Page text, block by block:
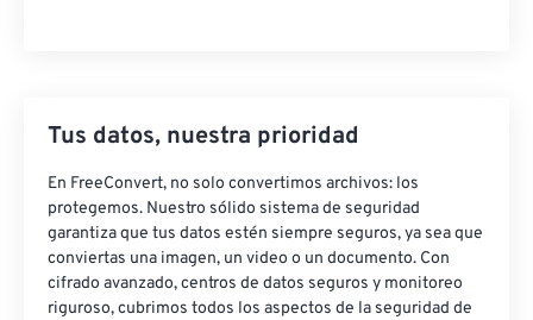
Tus datos, nuestra prioridad
En FreeConvert, no solo convertimos archivos: los
protegemos. Nuestro sólido sistema de seguridad
garantiza que tus datos estén siempre seguros, ya sea que
conviertas una imagen, un video o un documento. Con
cifrado avanzado, centros de datos seguros y monitoreo
riguroso, cubrimos todos los aspectos de la seguridad de